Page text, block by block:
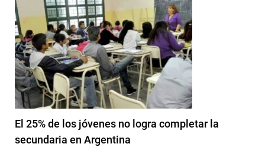
El 25% de los jóvenes no logra completar la
secundaria en Argentina